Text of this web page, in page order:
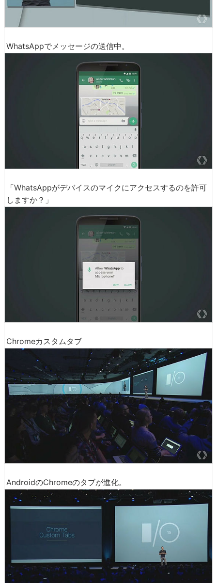
WhatsAppでメッセージの送信中。
「WhatsAppがデバイスのマイクにアクセスするのを許可
しますか？」
Chromeカスタムタブ
AndroidのChromeのタブが進化。